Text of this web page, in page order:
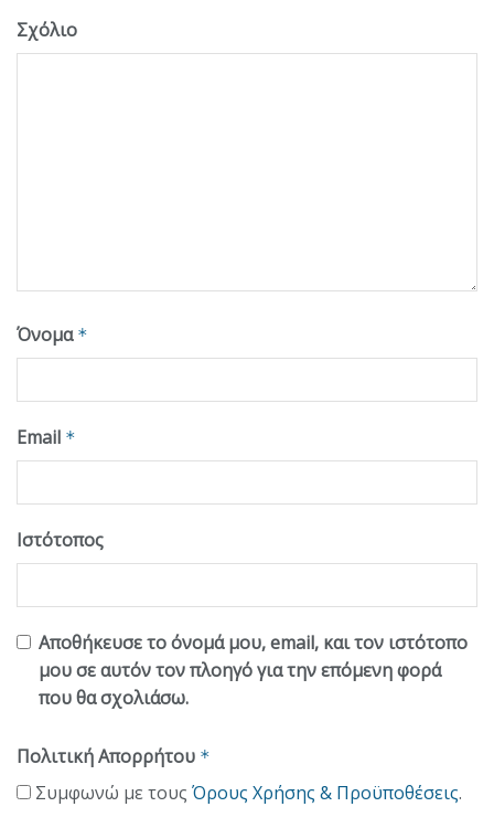
Σχόλιο
Όνομα *
Email *
Ιστότοπος
Αποθήκευσε το όνομά μου, email, και τον ιστότοπο
μου σε αυτόν τον πλοηγό για την επόμενη φορά
που θα σχολιάσω.
Πολιτική Απορρήτου *
Συμφωνώ με τους Όρους Χρήσης & Προϋποθέσεις.